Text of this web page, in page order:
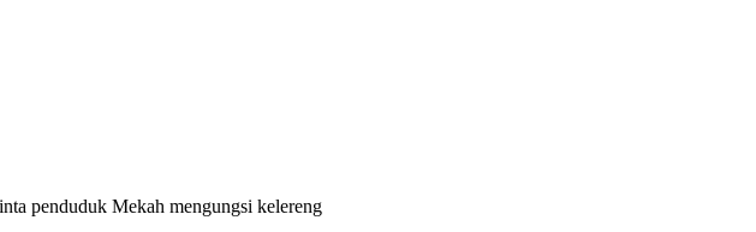
penduduk Mekah mengungsi kelereng